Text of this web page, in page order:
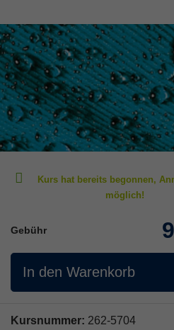
Gebühr
In den Warenkorb
Kursnummer: 262-5704